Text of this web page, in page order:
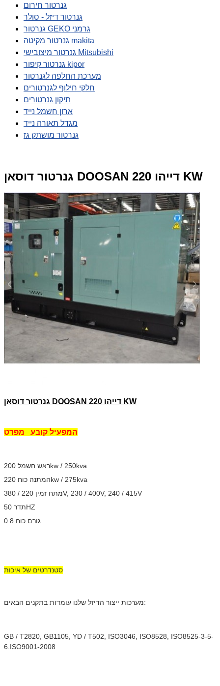
גנרטור חירום
גנרטור דיזל - סולר
גנרטור GEKO גרמני
גנרטור מקיטה makita
גנרטור מיצובישי Mitsubishi
גנרטור קיפור kipor
מערכת החלפה לגנרטור
חלקי חילוף לגנרטורים
תיקון גנרטורים
ארון חשמל נייד
מגדל תאורה נייד
גנרטור מושתק גז
גנרטור דוסאן DOOSAN דייהו 220 KW
גנרטור דוסאן DOOSAN דייהו 220 KW
המפעיל קובע מפרט
ראש חשמל 200kw / 250kva
המתנה כוח 220kw / 275kva
מתח זמין 220 / 380V, 230 / 400V, 240 / 415V
תדר 50HZ
גורם כוח 0.8
סטנדרטים של איכות
מערכות ייצור הדיזל שלנו עומדות בתקנים הבאים:
GB / T2820, GB1105, YD / T502, ISO3046, ISO8528, ISO8525-3-5-
6.ISO9001-2008